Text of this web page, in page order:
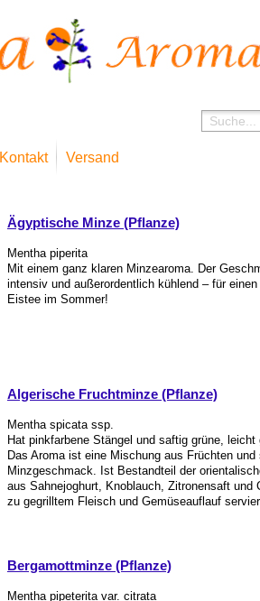
Kontakt Versand
Ägyptische Minze (Pflanze)
Mentha piperita
Mit einem ganz klaren Minzearoma. Der
intensiv und außerordentlich kühlend – für
Eistee im Sommer!
Algerische Fruchtminze (Pflanze)
Mentha spicata ssp.
Hat pinkfarbene Stängel und saftig grüne, leicht
Das Aroma ist eine Mischung aus Früchten und
Minzgeschmack. Ist Bestandteil der
aus Sahnejoghurt, Knoblauch, Zitronensaft und
zu gegrilltem Fleisch und Gemüseauflauf
Bergamottminze (Pflanze)
Mentha pipeterita var. citrata